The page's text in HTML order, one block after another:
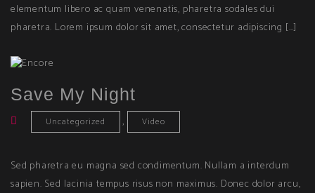
elementum libero ac quam venenatis, pharetra sodales dui
pharetra. Lorem ipsum dolor sit amet, consectetur adipiscing […]
Save My Night
Uncategorized , Video
Sed pharetra eu magna sed condimentum. Nullam a interdum
sapien. Sed lacinia tempus risus non maximus. Donec dolor arcu,